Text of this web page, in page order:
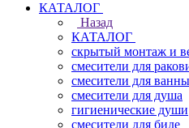
КАТАЛОГ
Назад
КАТАЛОГ
скрытый монтаж и
смесители для
смесители для ванны
смесители для душа
гигиенические души
смесители для биде